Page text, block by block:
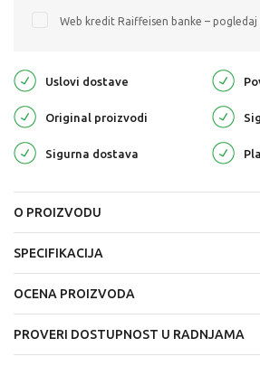
Web kredit Raiffeisen banke –
Uslovi dostave
Original proizvodi
Sigurna dostava
O PROIZVODU
SPECIFIKACIJA
OCENA PROIZVODA
PROVERI DOSTUPNOST U RADNJAMA